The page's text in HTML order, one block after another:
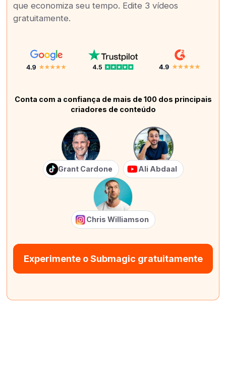
que economiza seu tempo. Edite 3 vídeos
gratuitamente.
Conta com a confiança de mais de 100 dos principais
criadores de conteúdo
Grant Cardone Ali Abdaal
Chris Williamson
Experimente o Submagic gratuitamente